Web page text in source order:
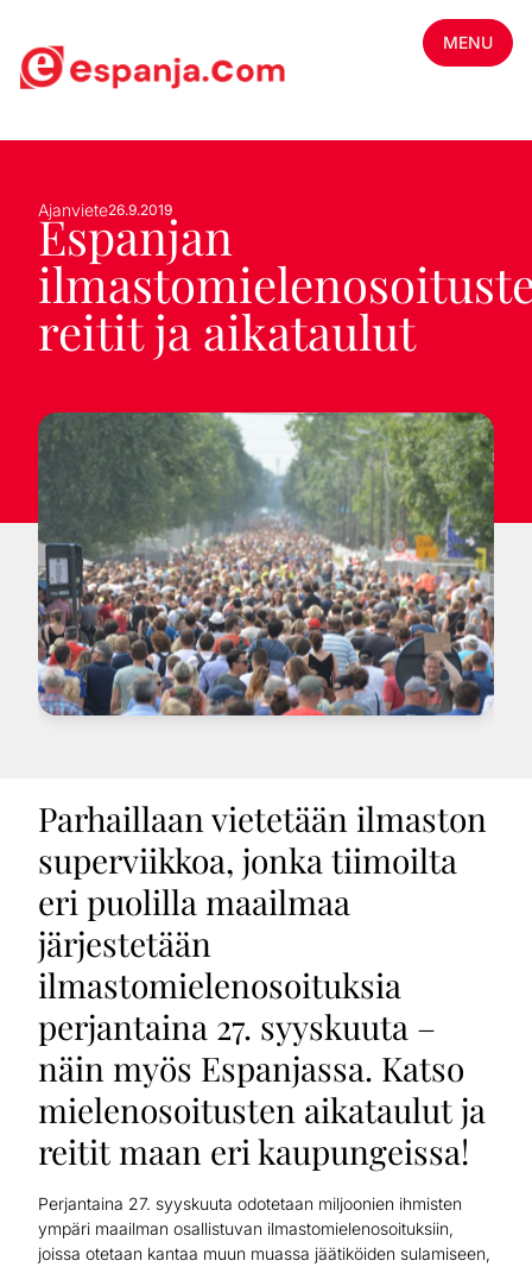
MENU
Ajanviete26.9.2019
Espanjan
reitit ja aikataulut
Parhaillaan vietetään ilmaston
superviikkoa, jonka tiimoilta
eri puolilla maailmaa
järjestetään
ilmastomielenosoituksia
perjantaina 27. syyskuuta –
näin myös Espanjassa. Katso
mielenosoitusten aikataulut ja
reitit maan eri kaupungeissa!
Perjantaina 27. syyskuuta odotetaan miljoonien ihmisten
ympäri maailman osallistuvan ilmastomielenosoituksiin,
joissa otetaan kantaa muun muassa jäätiköiden sulamiseen,